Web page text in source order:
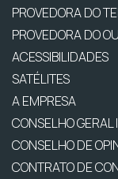
PROVEDORA DO
PROVEDORA DO
ACESSIBILIDADES
SATÉLITES
A EMPRESA
CONSELHO
CONSELHO DE
CONTRATO DE